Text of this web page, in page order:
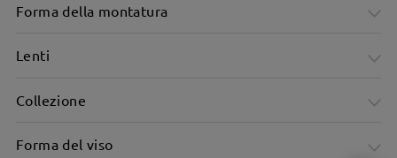
Forma della montatura
Lenti
Collezione
Forma del viso